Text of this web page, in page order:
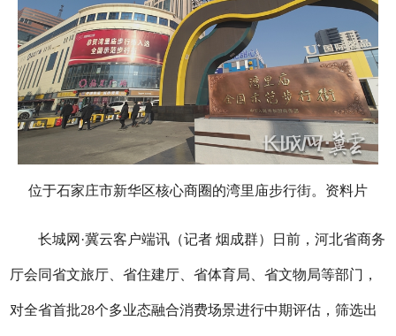
位于石家庄市新华区核心商圈的湾里庙步行街。资料片
长城网·冀云客户端讯（记者 烟成群）日前，河北省商务
厅会同省文旅厅、省住建厅、省体育局、省文物局等部门，
对全省首批28个多业态融合消费场景进行中期评估，筛选出